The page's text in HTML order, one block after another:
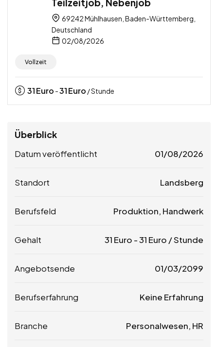
69242 Mühlhausen, Baden-Württemberg,
Deutschland
02/08/2026
Vollzeit
31Euro -31Euro / Stunde
Überblick
Datum veröffentlicht 01/08/2026
Standort Landsberg
Berufsfeld Produktion, Handwerk
Gehalt 31 Euro -31 Euro / Stunde
Angebotsende 01/03/2099
Berufserfahrung Keine Erfahrung
Branche Personalwesen, HR